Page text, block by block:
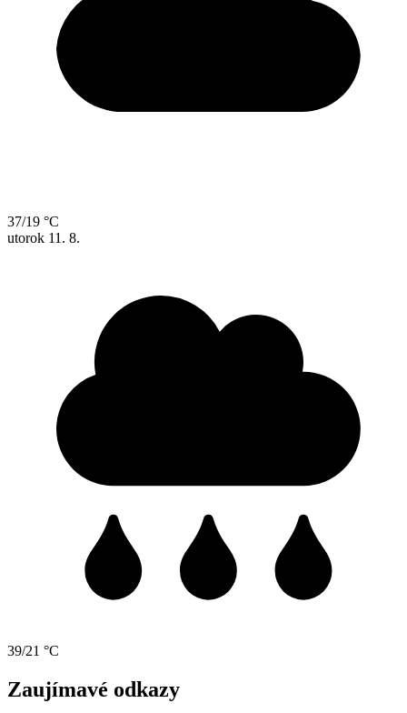
37/19 °C
utorok 11. 8.
39/21 °C
Zaujímavé odkazy